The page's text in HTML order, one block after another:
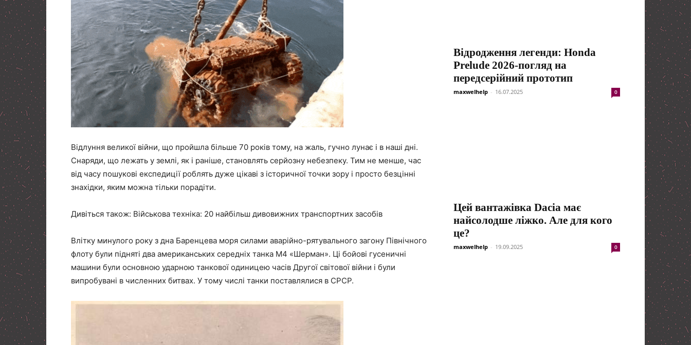
Відлуння великої війни, що пройшла більше 70 років тому, на жаль, гучно лунає і в наші дні.
Снаряди, що лежать у землі, як і раніше, становлять серйозну небезпеку. Тим не менше, час
від часу пошукові експедиції роблять дуже цікаві з історичної точки зору і просто безцінні
знахідки, яким можна тільки порадіти.
Дивіться також: Військова техніка: 20 найбільш дивовижних транспортних засобів
Влітку минулого року з дна Баренцева моря силами аварійно-рятувального загону Північного
флоту були підняті два американських середніх танка M4 «Шерман». Ці бойові гусеничні
машини були основною ударною танкової одиницею часів Другої світової війни і були
випробувані в численних битвах. У тому числі танки поставлялися в СРСР.
Відродження легенди: Honda
Prelude 2026-погляд на
передсерійний прототип
maxwelhelp - 16.07.2025 0
Цей вантажівка Dacia має
найсолодше ліжко. Але для кого
це?
maxwelhelp - 19.09.2025 0